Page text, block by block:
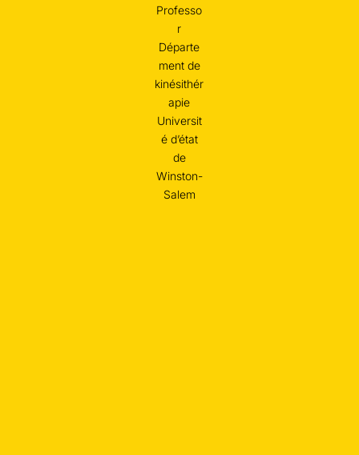
Professo
r
Départe
ment de
kinésithér
apie
Universit
é d’état
de
Winston-
Salem